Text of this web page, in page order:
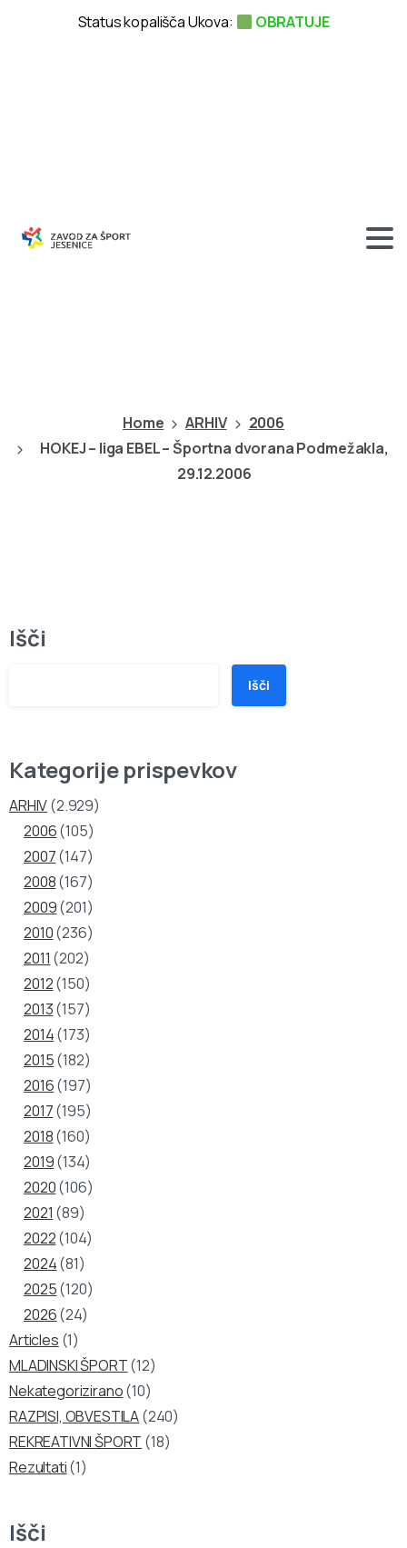
Home ARHIV
2006
HOKEJ – liga EBEL – Športna dvorana Podmežakla,
29.12.2006
Išči
Išči
Kategorije prispevkov
ARHIV(2.929)
2006(105)
2007(147)
2008(167)
2009(201)
2010(236)
2011 (202)
2012(150)
2013(157)
2014(173)
2015(182)
2016(197)
2017(195)
2018(160)
2019(134)
2020(106)
2021 (89)
2022(104)
2024(81)
2025(120)
2026(24)
Articles (1)
MLADINSKI ŠPORT(12)
Nekategorizirano(10)
RAZPISI, OBVESTILA(240)
REKREATIVNI ŠPORT (18)
Rezultati(1)
Išči
Status kopališča Ukova: OBRATUJE